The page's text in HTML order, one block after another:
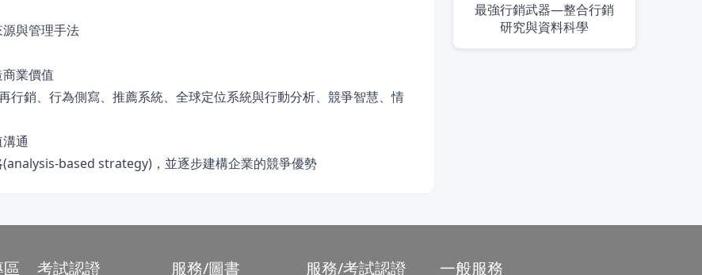
與管理手法
業價值
行銷、行為側寫、推薦系統、全球定位系統與行動分析、競爭智慧、情
通
based strategy)，並逐步建構企業的競爭優勢
最強行銷武器—整合行銷
研究與資料科學
考試認證 服務/圖書 服務/考試認證 一般服務